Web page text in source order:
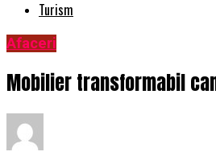
Turism
Afaceri
Mobilier transformabil